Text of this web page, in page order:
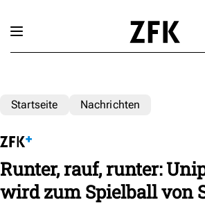
Startseite Nachrichten
Runter, rauf, runter:
wird zum Spielball von